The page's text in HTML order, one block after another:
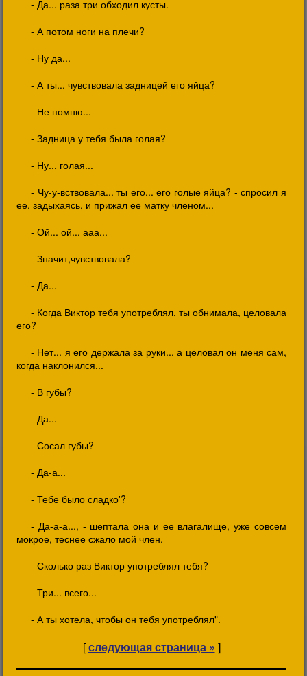
- Да... раза три обходил кусты.
- А потом ноги на плечи?
- Ну да...
- А ты... чувствовала задницей его яйца?
- Не помню...
- Задница у тебя была голая?
- Ну... голая...
- Чу-у-вствовала... ты его... его голые яйца? - спросил я
ее, задыхаясь, и прижал ее матку членом...
- Ой... ой... ааа...
- Значит,чувствовала?
- Да...
- Когда Виктор тебя употреблял, ты обнимала, целовала
его?
- Нет... я его держала за руки... а целовал он меня сам,
когда наклонился...
- В губы?
- Да...
- Сосал губы?
- Да-а...
- Тебе было сладко'?
- Да-а-а..., - шептала она и ее влагалище, уже совсем
мокрое, теснее сжало мой член.
- Сколько раз Виктор употреблял тебя?
- Три... всего...
- А ты хотела, чтобы он тебя употреблял".
[следующая страница » ]